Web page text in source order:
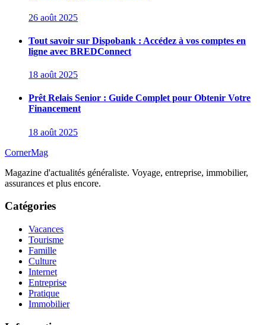
26 août 2025
Tout savoir sur Dispobank : Accédez à vos comptes en
ligne avec BREDConnect
18 août 2025
Prêt Relais Senior : Guide Complet pour Obtenir Votre
Financement
18 août 2025
CornerMag
Magazine d'actualités généraliste. Voyage, entreprise, immobilier,
assurances et plus encore.
Catégories
Vacances
Tourisme
Famille
Culture
Internet
Entreprise
Pratique
Immobilier